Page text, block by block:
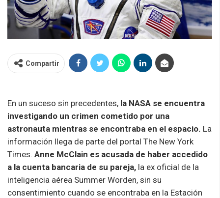
Compartir
En un suceso sin precedentes, la NASA se encuentra
investigando un crimen cometido por una
astronauta mientras se encontraba en el espacio. La
información llega de parte del portal The New York
Times. Anne McClain es acusada de haber accedido
a la cuenta bancaria de su pareja, la ex oficial de la
inteligencia aérea Summer Worden, sin su
consentimiento cuando se encontraba en la Estación